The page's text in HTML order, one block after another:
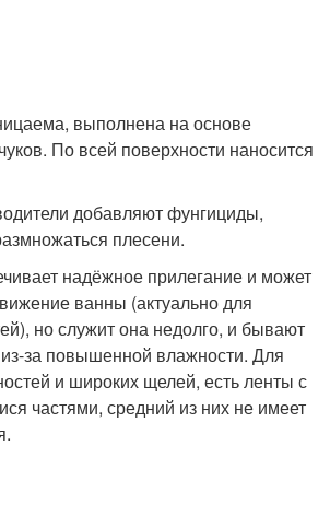
выполнена на основе
По всей поверхности наносится
добавляют фунгициды,
плесени.
надёжное прилегание и может
ванны (актуально для
но служит она недолго, и бывают
за повышенной влажности. Для
и широких щелей, есть ленты с
частями, средний из них не имеет